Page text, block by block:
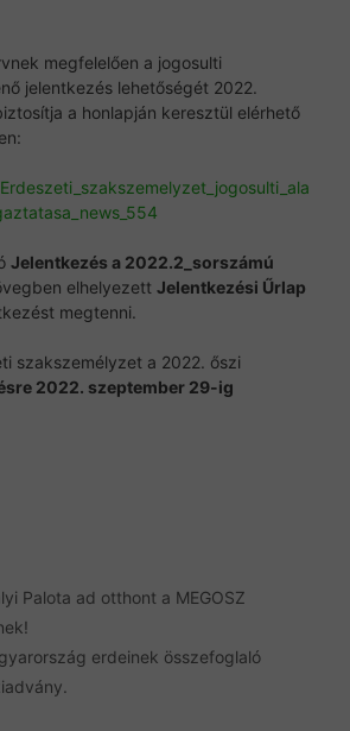
megfelelően a jogosulti
jelentkezés lehetőségét 2022.
a honlapján keresztül elérhető
Jelentkezés a 2022.2_sorszámú
elhelyezett Jelentkezési Űrlap
megtenni.
szakszemélyzet a 2022. őszi
2022. szeptember 29-ig
Palota ad otthont a MEGOSZ
erdeinek összefoglaló